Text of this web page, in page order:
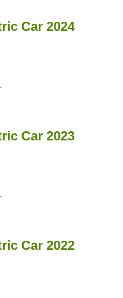
Car 2024
Car 2023
Car 2022